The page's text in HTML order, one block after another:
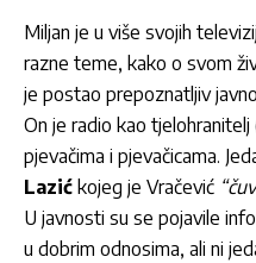
Miljan je u više svojih
razne teme, kako o svom
je postao prepoznatljiv
On je radio kao
pjevačima i pjevačicama.
Lazić kojeg je Vračević
U javnosti su se pojavile
u dobrim odnosima, ali ni